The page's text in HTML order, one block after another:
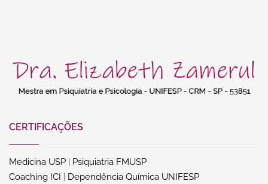
CERTIFICAÇÕES
Medicina USP
Psiquiatria FMUSP
Coaching ICI
Dependência Química UNIFESP